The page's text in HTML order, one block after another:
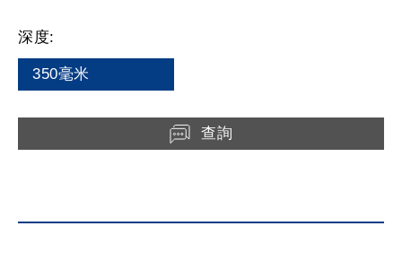
深度:
350毫米
查詢